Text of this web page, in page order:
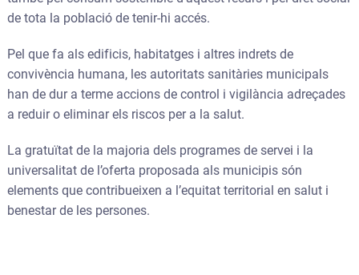
de tota la població de tenir-hi accés.
Pel que fa als edificis, habitatges i altres indrets de
convivència humana, les autoritats sanitàries municipals
han de dur a terme accions de control i vigilància adreçades
a reduir o eliminar els riscos per a la salut.
La gratuïtat de la majoria dels programes de servei i la
universalitat de l’oferta proposada als municipis són
elements que contribueixen a l’equitat territorial en salut i
benestar de les persones.